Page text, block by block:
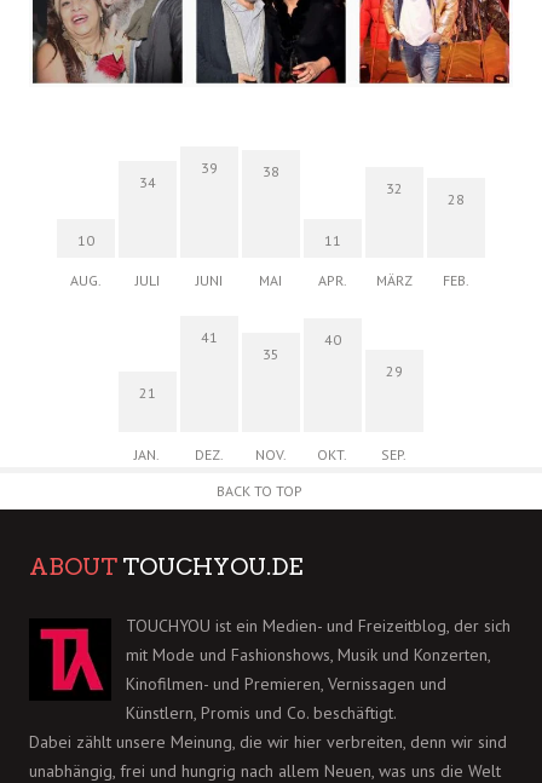
10
AUG.
34
JULI
39
JUNI
38
MAI
11
APR.
32
MÄRZ
28
FEB.
21
JAN.
41
DEZ.
35
NOV.
40
OKT.
29
SEP.
BACK TO TOP
ABOUT TOUCHYOU.DE
TOUCHYOU ist ein Medien- und Freizeitblog, der sich
mit Mode und Fashionshows, Musik und Konzerten,
Kinofilmen- und Premieren, Vernissagen und
Künstlern, Promis und Co. beschäftigt.
Dabei zählt unsere Meinung, die wir hier verbreiten, denn wir sind
unabhängig, frei und hungrig nach allem Neuen, was uns die Welt